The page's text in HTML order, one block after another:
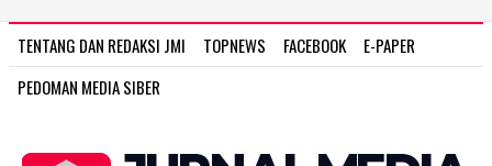
TENTANG DAN REDAKSI JMI TOPNEWS FACEBOOK
E-PAPER
PEDOMAN MEDIA SIBER